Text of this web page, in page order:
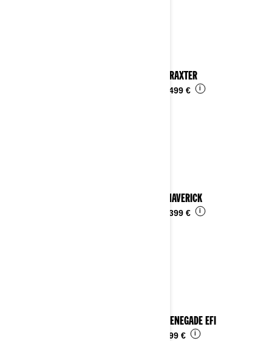
2023 TRAXTER
16.499 € i
2023 MAVERICK
29.399 € i
2023 RENEGADE EFI
4.899 € i